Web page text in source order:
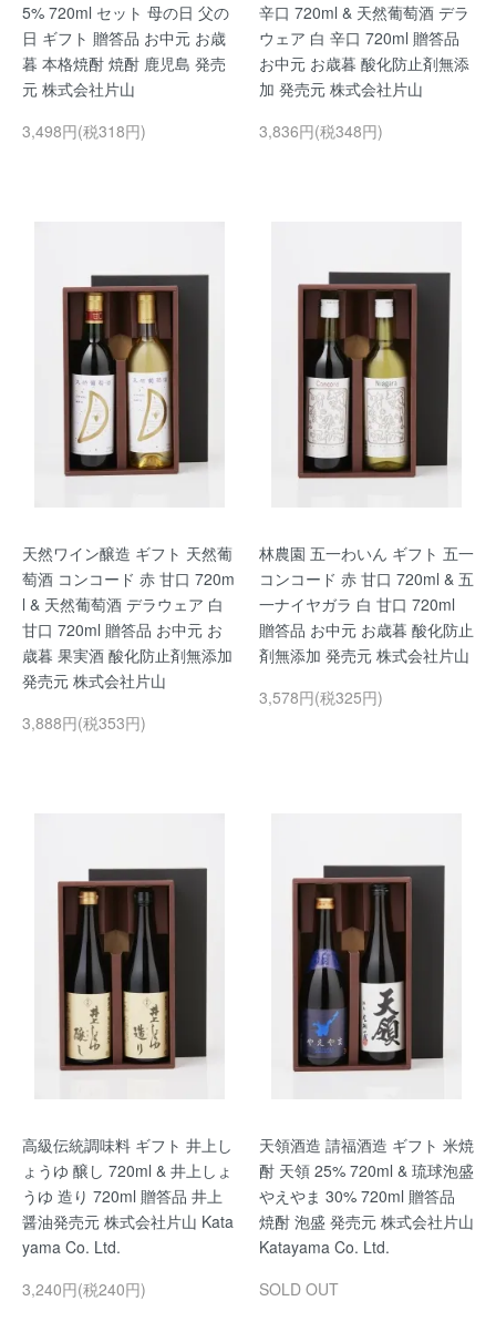
5% 720ml セット 母の日 父の
日 ギフト 贈答品 お中元 お歳
暮 本格焼酎 焼酎 鹿児島 発売
元 株式会社片山
3,498円(税318円)
辛口 720ml & 天然葡萄酒 デラ
ウェア 白 辛口 720ml 贈答品
お中元 お歳暮 酸化防止剤無添
加 発売元 株式会社片山
3,836円(税348円)
天然ワイン醸造 ギフト 天然葡
萄酒 コンコード 赤 甘口 720m
l & 天然葡萄酒 デラウェア 白
甘口 720ml 贈答品 お中元 お
歳暮 果実酒 酸化防止剤無添加
発売元 株式会社片山
3,888円(税353円)
林農園 五一わいん ギフト 五一
コンコード 赤 甘口 720ml & 五
一ナイヤガラ 白 甘口 720ml
贈答品 お中元 お歳暮 酸化防止
剤無添加 発売元 株式会社片山
3,578円(税325円)
高級伝統調味料 ギフト 井上し
ょうゆ 醸し 720ml & 井上しょ
うゆ 造り 720ml 贈答品 井上
醤油発売元 株式会社片山 Kata
yama Co. Ltd.
3,240円(税240円)
天領酒造 請福酒造 ギフト 米焼
酎 天領 25% 720ml & 琉球泡盛
やえやま 30% 720ml 贈答品
焼酎 泡盛 発売元 株式会社片山
Katayama Co. Ltd.
SOLD OUT